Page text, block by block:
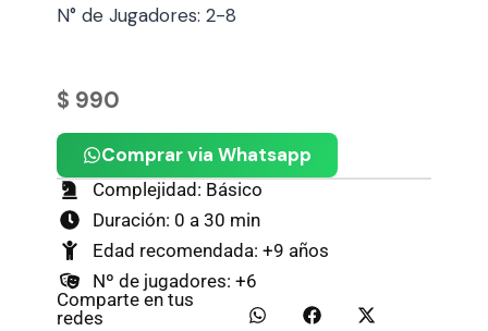
N° de Jugadores: 2-8
$ 990
Comprar via Whatsapp
Complejidad: Básico
Duración: 0 a 30 min
Edad recomendada: +9 años
Nº de jugadores: +6
Comparte en tus
redes